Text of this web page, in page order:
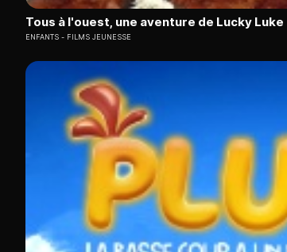
Tous à l'ouest, une aventure de Lucky Luke
ENFANTS FILMS JEUNESSE